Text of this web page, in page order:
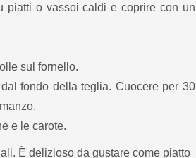
piatti o vassoi caldi e coprire con un
sul fornello.
fondo della teglia. Cuocere per 30
e le carote.
È delizioso da gustare come piatto